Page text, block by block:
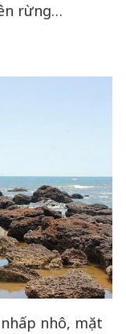
rừng…
nhô, mặt